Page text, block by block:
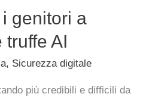
genitori a
AI
, Sicurezza digitale
più credibili e difficili da